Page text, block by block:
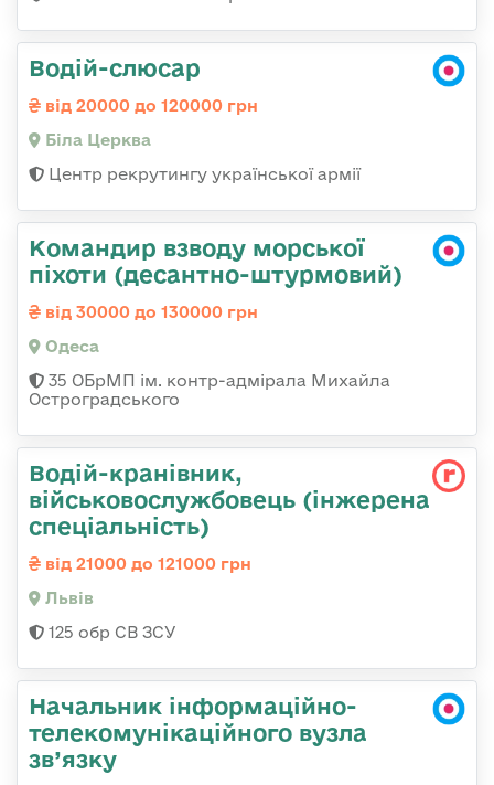
Водій-слюсар
від 20000 до 120000 грн
Біла Церква
Центр рекрутингу української армії
Командир взводу морської
піхоти (десантно-штурмовий)
від 30000 до 130000 грн
Одеса
35 ОБрМП ім. контр-адмірала Михайла
Остроградського
Водій-кранівник,
військовослужбовець (інжерена
спеціальність)
від 21000 до 121000 грн
Львів
125 обр СВ ЗСУ
Начальник інформаційно-
телекомунікаційного вузла
зв’язку